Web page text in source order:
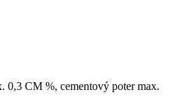
0,3 CM %, cementový poter max.